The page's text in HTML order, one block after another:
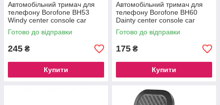
Автомобільний тримач для
телефону Borofone BH53
Windy center console car
holder Black
Готово до відправки
245 ₴
Купити
Автомобільний тримач для
телефону Borofone BH60
Dainty center console car
holder Black
Готово до відправки
175 ₴
Купити